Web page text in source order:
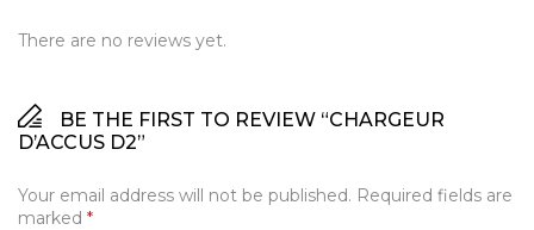
There are no reviews yet.
BE THE FIRST TO REVIEW “CHARGEUR
D’ACCUS D2”
Your email address will not be published. Required fields are
marked *